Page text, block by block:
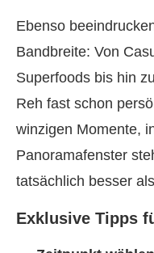
Ebenso
Bandbreite: Von
Superfoods bis hin
Reh fast schon
winzigen Momente,
Panoramafenster
tatsächlich besser
Exklusive Tipps